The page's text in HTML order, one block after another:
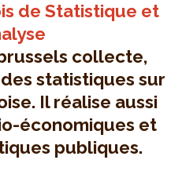
de Statistique et
collecte,
statistiques sur
Il réalise aussi
économiques et
publiques.